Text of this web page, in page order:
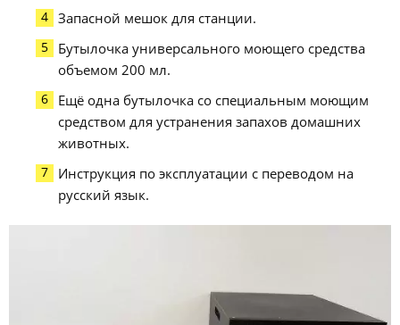
Запасной мешок для станции.
Бутылочка универсального моющего средства
объемом 200 мл.
Ещё одна бутылочка со специальным моющим
средством для устранения запахов домашних
животных.
Инструкция по эксплуатации с переводом на
русский язык.